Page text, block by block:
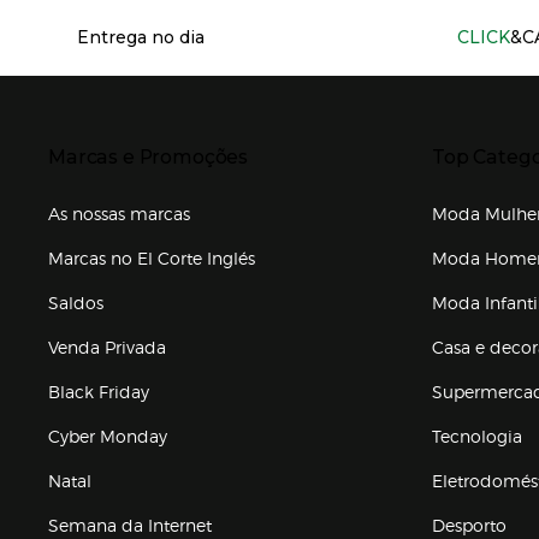
Entrega no dia CLICK
As nossas marcas
Marcas no El Corte Inglés
Saldos
Venda Privada
Black Friday
Cyber Monday
Natal
Semana da Internet
Moda
Moda
Moda
Casa e
Tecnologia
Desporto